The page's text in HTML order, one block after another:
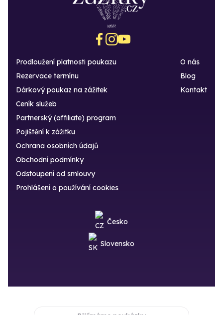
Prodloužení platnosti poukazu
Rezervace termínu
Dárkový poukaz na zážitek
O nás
Blog
Kontakt
Ceník služeb
Partnerský (affiliate) program
Pojištění k zážitku
Ochrana osobních údajů
Obchodní podmínky
Odstoupení od smlouvy
Prohlášení o používání cookies
Česko
Slovensko